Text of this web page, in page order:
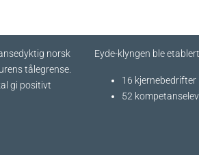
norsk
tålegrense.
gi positivt
Eyde-klyngen ble
16 kjernebedrifter​
52